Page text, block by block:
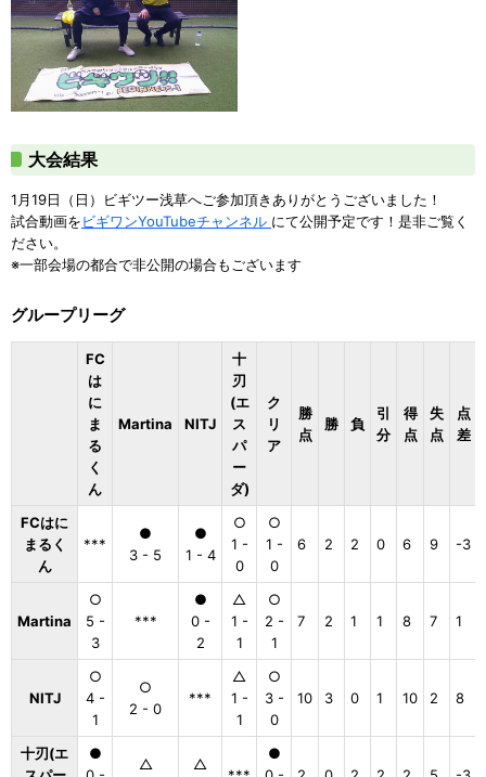
大会結果
1月19日（日）ビギツー浅草へご参加頂きありがとうございました！
試合動画をビギワンYouTubeチャンネル にて公開予定です！是非ご覧く
ださい。
※一部会場の都合で非公開の場合もございます
グループリーグ
FC
は
に
ま
る
く
ん
Martina NITJ
十
刃
(エ
ス
パ
ー
ダ)
ク
リ
ア
勝
点
勝 負
引
分
得
点
失
点
点
差
FCはに
まるく
ん
***
●
3 - 5
●
1 - 4
○
1 -
0
○
1 -
0
6 2 2 0 6 9 -3
Martina
○
5 -
3
***
●
0 -
2
△
1 -
1
○
2 -
1
7 2 1 1 8 7 1
NITJ
○
4 -
1
○
2 - 0
***
△
1 -
1
○
3 -
0
10 3 0 1 10 2 8
十刃(エ
●
△
△
●